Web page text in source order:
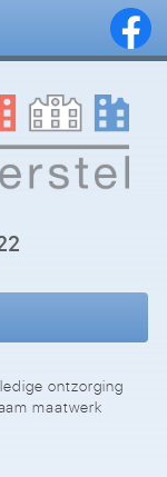
ontzorging
maatwerk